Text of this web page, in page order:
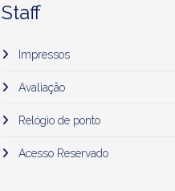
Staff
Impressos
Avaliação
Relógio de ponto
Acesso Reservado